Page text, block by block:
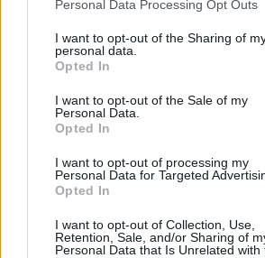
Personal Data Processing Opt Outs
I want to opt-out of the Sharing of
personal data.
Opted In
I want to opt-out of the Sale of my
Personal Data.
Opted In
I want to opt-out of processing my
Personal Data for Targeted
Opted In
I want to opt-out of Collection, Use,
Retention, Sale, and/or Sharing of
Personal Data that Is Unrelated with
Ακολουθήστε το Pink.gr στο
μάθετε πρώτοιτα πιο hot νέα.
Ακολουθήστε το Pink.gr και στο